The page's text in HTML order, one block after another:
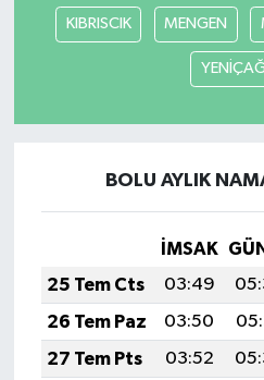
KIBRISCIK MENGEN
BOLU AYLIK
İMSAK
25 Tem Cts
03:49
26 Tem Paz
03:50
27 Tem Pts
03:52